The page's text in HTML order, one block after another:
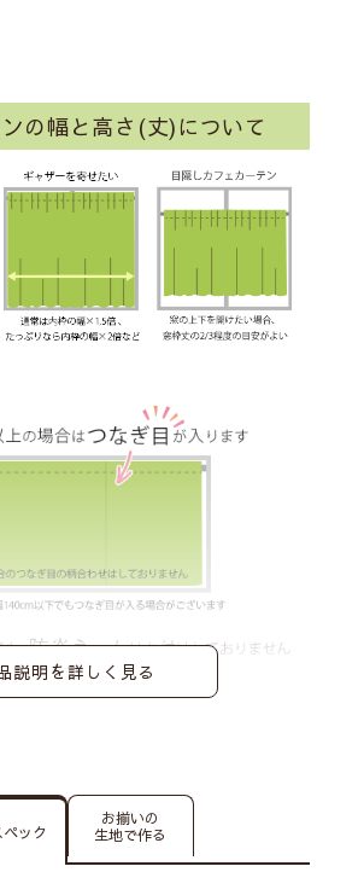
の幅と高さ(丈)について
説明を詳しく見る
ック
お揃いの
生地で作る